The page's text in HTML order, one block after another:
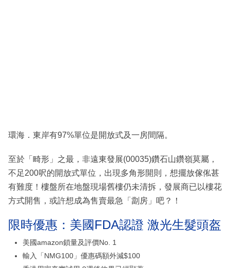
環海．東岸有97%單位是開放式及一房間隔。
至於「畸形」之最，非遠東發展(00035)鑽石山鑽嶺莫屬，
不足200呎的開放式單位，出現多角形開則，想擺放傢俬甚
有難度！樓盤所在地盤現場舊樓仍未清拆，發展商已以樓花
方式開售，或許想成為售賣最急「劏房」吧？！
限時優惠：美國FDA認證 激光生髮頭盔
美國amazon鎖量及評價No. 1
輸入「NMG100」優惠碼額外減$100